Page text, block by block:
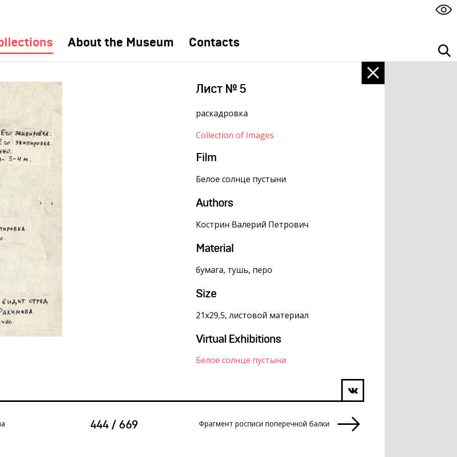
About the Museum Contacts
Лист № 5
раскадровка
Collection of Images
Film
Белое солнце пустыни
Authors
Кострин Валерий Петрович
Material
бумага, тушь, перо
Size
21х29,5, листовой материал
Virtual Exhibitions
Белое солнце пустыни
444 / 669 Фрагмент росписи поперечной балки